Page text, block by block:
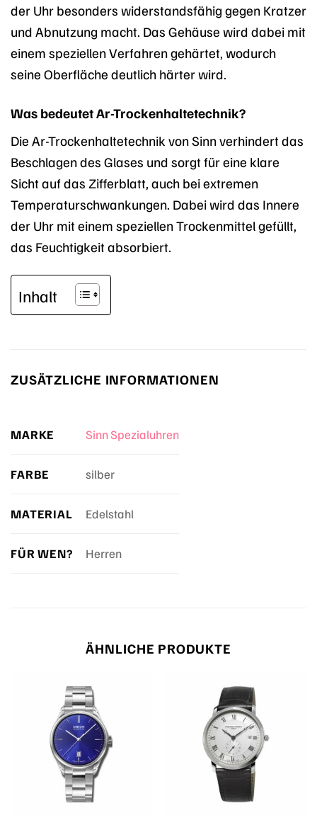
der Uhr besonders widerstandsfähig gegen Kratzer
und Abnutzung macht. Das Gehäuse wird dabei mit
einem speziellen Verfahren gehärtet, wodurch
seine Oberfläche deutlich härter wird.
Was bedeutet Ar-Trockenhaltetechnik?
Die Ar-Trockenhaltetechnik von Sinn verhindert das
Beschlagen des Glases und sorgt für eine klare
Sicht auf das Zifferblatt, auch bei extremen
Temperaturschwankungen. Dabei wird das Innere
der Uhr mit einem speziellen Trockenmittel gefüllt,
das Feuchtigkeit absorbiert.
Inhalt
ZUSÄTZLICHE INFORMATIONEN
MARKE Sinn Spezialuhren
FARBE silber
MATERIAL Edelstahl
FÜR WEN? Herren
ÄHNLICHE PRODUKTE